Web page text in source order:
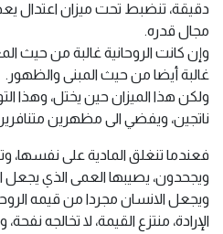
دقيقة، تنضبط تحت ميزان اعتدال
مجال قدره.
وإن كانت الروحانية غالبة من حيث
غالبة أيضا من حيث المبنى والظهور.
ولكن هذا الميزان حين يختل، وهذا
ناتجين، ويفضي الى مظهرين
فعندما تنغلق المادية على نفسها،
ويجحدون، يصيبها العمى الذي يجعل
ويجعل الانسان مجردا من قيمه
الإرادة، منتزع القيمة، لا تخالجه